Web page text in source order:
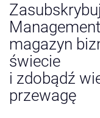
magazyn
świecie
i zdobądź
przewagę